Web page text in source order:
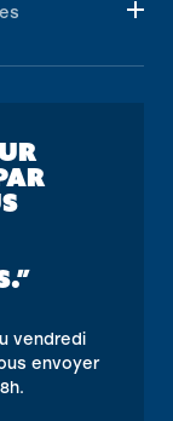
vendredi
envoyer